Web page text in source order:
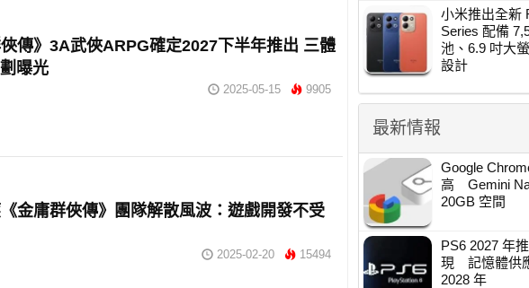
傳》3A武俠ARPG確定2027下半年推出 三體
曝光
2025-05-15 9905
金庸群俠傳》團隊解散風波：遊戲開發不受
2025-02-20 15494
小米推出全新
Series 配備
池、6.9 吋大
設計
最新情報
Google
高 Gemini
20GB 空間
PS6 2027 年
現 記憶體供
2028 年